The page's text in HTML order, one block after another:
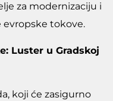
za modernizaciju i
evropske tokove.
Luster u Gradskoj
koji će zasigurno